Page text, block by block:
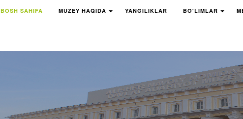
BOSH SAHIFA MUZEY HAQIDA YANGILIKLAR BO'LIMLAR